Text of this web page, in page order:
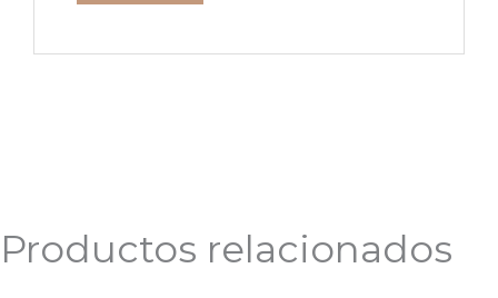
Productos relacionados